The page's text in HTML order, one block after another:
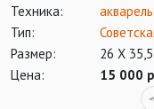
Техника:
акварель
Тип:
Размер:
26 Х
Цена:
15 000